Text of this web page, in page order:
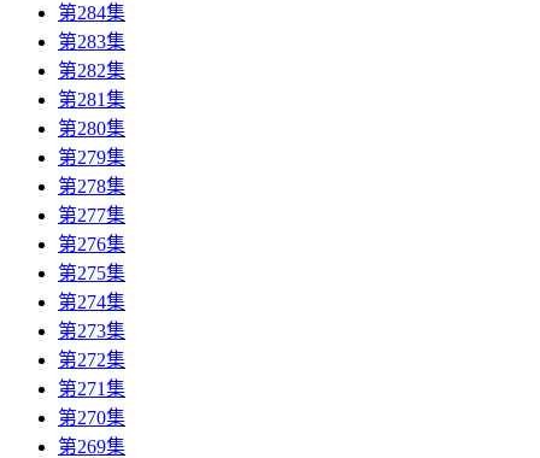
第284集
第283集
第282集
第281集
第280集
第279集
第278集
第277集
第276集
第275集
第274集
第273集
第272集
第271集
第270集
第269集